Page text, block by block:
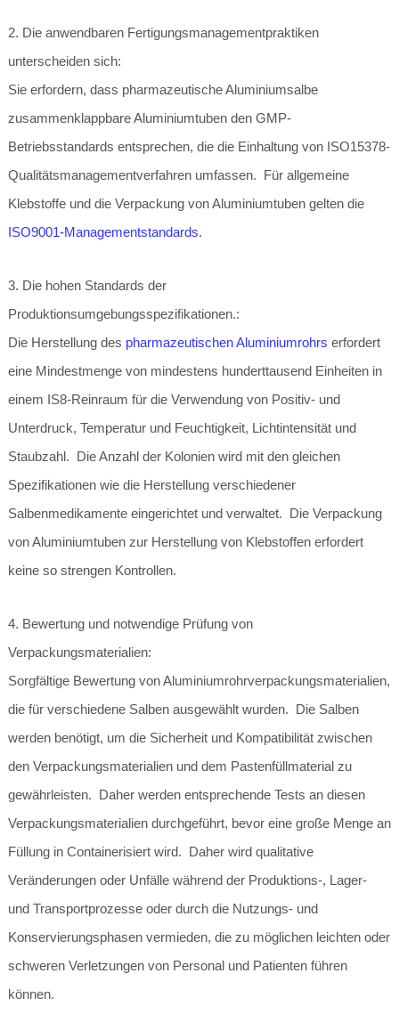
2. Die anwendbaren Fertigungsmanagementpraktiken
unterscheiden sich:
Sie erfordern, dass pharmazeutische Aluminiumsalbe
zusammenklappbare Aluminiumtuben den GMP-
Betriebsstandards entsprechen, die die Einhaltung von ISO15378-
Qualitätsmanagementverfahren umfassen. Für allgemeine
Klebstoffe und die Verpackung von Aluminiumtuben gelten die
ISO9001-Managementstandards.
3. Die hohen Standards der
Produktionsumgebungsspezifikationen.:
Die Herstellung des pharmazeutischen Aluminiumrohrs erfordert
eine Mindestmenge von mindestens hunderttausend Einheiten in
einem IS8-Reinraum für die Verwendung von Positiv- und
Unterdruck, Temperatur und Feuchtigkeit, Lichtintensität und
Staubzahl. Die Anzahl der Kolonien wird mit den gleichen
Spezifikationen wie die Herstellung verschiedener
Salbenmedikamente eingerichtet und verwaltet. Die Verpackung
von Aluminiumtuben zur Herstellung von Klebstoffen erfordert
keine so strengen Kontrollen.
4. Bewertung und notwendige Prüfung von
Verpackungsmaterialien:
Sorgfältige Bewertung von Aluminiumrohrverpackungsmaterialien,
die für verschiedene Salben ausgewählt wurden. Die Salben
werden benötigt, um die Sicherheit und Kompatibilität zwischen
den Verpackungsmaterialien und dem Pastenfüllmaterial zu
gewährleisten. Daher werden entsprechende Tests an diesen
Verpackungsmaterialien durchgeführt, bevor eine große Menge an
Füllung in Containerisiert wird. Daher wird qualitative
Veränderungen oder Unfälle während der Produktions-, Lager-
und Transportprozesse oder durch die Nutzungs- und
Konservierungsphasen vermieden, die zu möglichen leichten oder
schweren Verletzungen von Personal und Patienten führen
können.